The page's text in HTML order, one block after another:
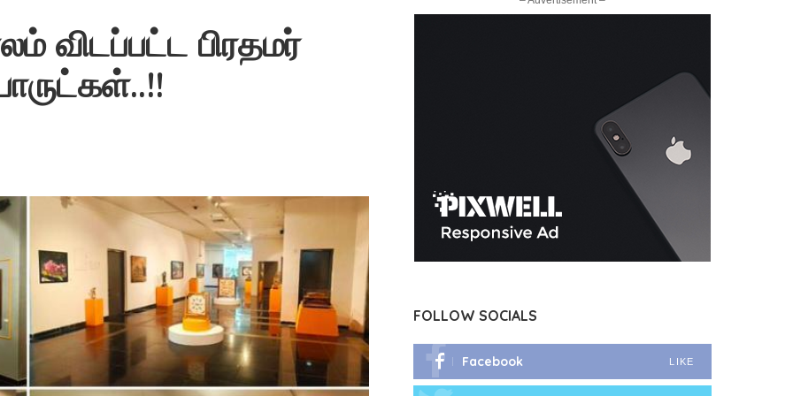
விடப்பட்ட பிரதமர்
FOLLOW SOCIALS
Facebook LIKE